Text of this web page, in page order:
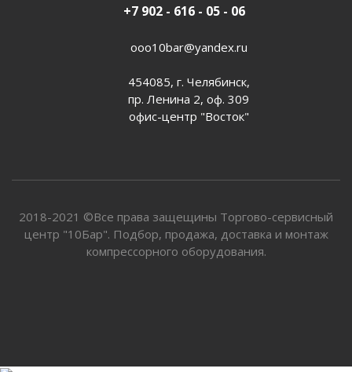
+7 902 - 616 - 05 - 06
ooo10bar@yandex.ru
454085, г. Челябинск,
пр. Ленина 2, оф. 309
офис-центр "Восток"
2018-2021 ©Все права защещины Торгово-сервисный
центр "10Бар". Подбор, продажа, доставка и монтаж
компрессорного оборудования.